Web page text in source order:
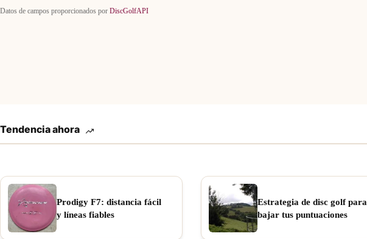
Datos de campos proporcionados por DiscGolfAPI
Tendencia ahora
Prodigy F7: distancia fácil
y líneas fiables
Estrategia de disc golf para
bajar tus puntuaciones